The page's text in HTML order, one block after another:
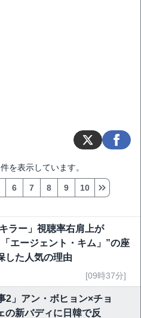
件を表示しています。
6 7 8 9 10
ラー」視聴率右肩上が
エージェント・キム」”の座
した人気の理由
[09時37分]
2」アン・ボヒョン×チョ
の新バディに日韓で反